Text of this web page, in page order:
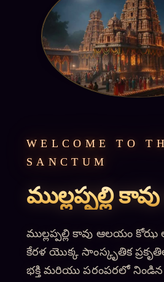
WELCOME TO
SANCTUM
ముల్లప్పల్లి
ముల్లప్పల్లి కావు ఆలయం
కేరళ యొక్క సాంస్కృతిక
భక్తి మరియు పరంపరలో